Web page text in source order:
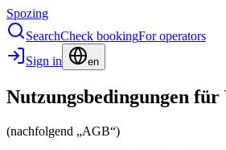
Spozing
SearchCheck bookingFor operators
Sign in
en
Nutzungsbedingungen
(nachfolgend „AGB“)